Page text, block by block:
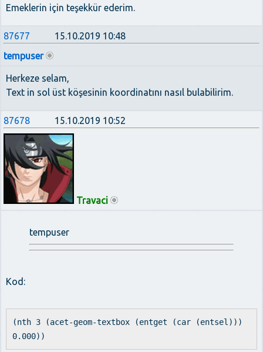
Emeklerin için teşekkür ederim.
87677
15.10.2019 10:48
tempuser
Herkeze selam,
Text in sol üst köşesinin koordinatını nasıl bulabilirim.
87678 15.10.2019 10:52
Travaci
tempuser
Kod:
(nth 3 (acet-geom-textbox (entget (car (entsel)))
0.000))